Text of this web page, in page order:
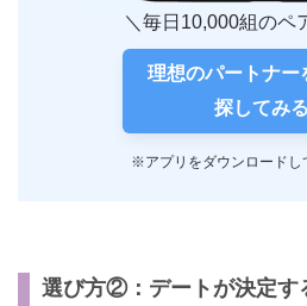
＼毎日10,000組のペ
理想のパート
探してみる
※アプリをダウンロードし
選び方②：デートが決定す